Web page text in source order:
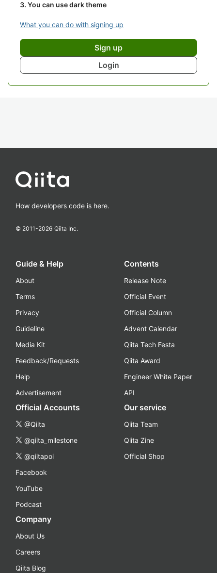
You can use dark theme
What you can do with signing up
Sign up
Login
How developers code is here.
© 2011-2026 Qiita Inc.
Guide & Help
About
Terms
Privacy
Guideline
Media Kit
Feedback/Requests
Help
Advertisement
Contents
Release Note
Official Event
Official Column
Advent Calendar
Qiita Tech Festa
Qiita Award
Engineer White Paper
API
Official Accounts
@Qiita
@qiita_milestone
@qiitapoi
Facebook
YouTube
Podcast
Our service
Qiita Team
Qiita Zine
Official Shop
Company
About Us
Careers
Qiita Blog